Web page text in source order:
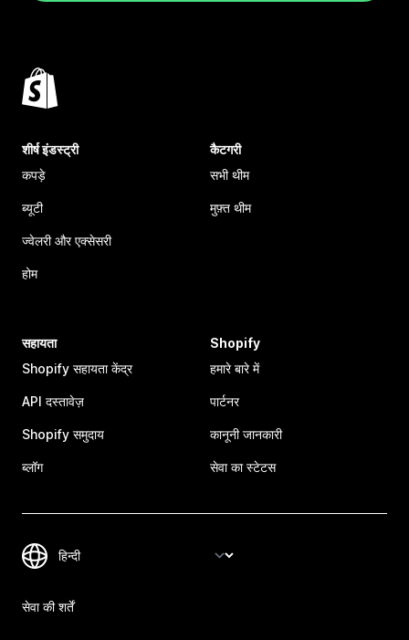
शीर्ष इंडस्ट्री
कपड़े
ब्यूटी
ज्वेलरी और एक्सेसरी
होम
कैटगरी
सभी थीम
मुफ़्त थीम
सहायता
Shopify सहायता केंद्र
API दस्तावेज़
Shopify समुदाय
ब्लॉग
Shopify
हमारे बारे में
पार्टनर
कानूनी जानकारी
सेवा का स्टेटस
सेवा की शर्तें